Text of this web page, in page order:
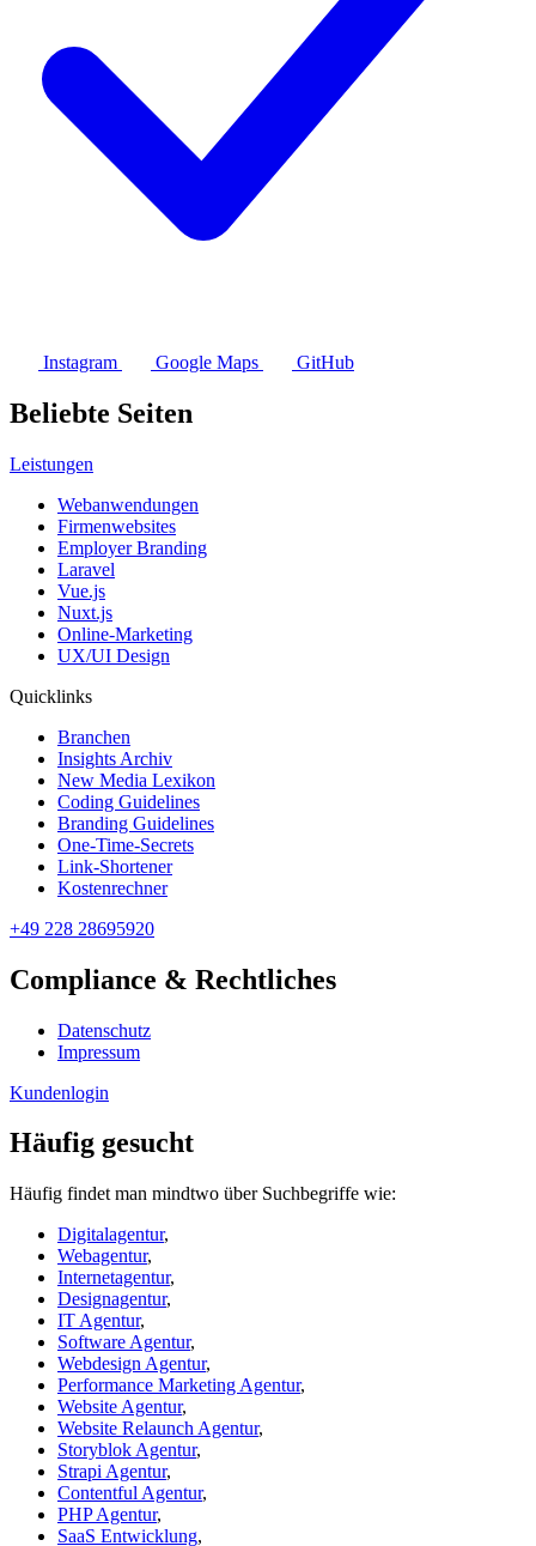
Instagram Google Maps GitHub
Beliebte Seiten
Leistungen
Webanwendungen
Firmenwebsites
Employer Branding
Laravel
Vue.js
Nuxt.js
Online-Marketing
UX/UI Design
Quicklinks
Branchen
Insights Archiv
New Media Lexikon
Coding Guidelines
Branding Guidelines
One-Time-Secrets
Link-Shortener
Kostenrechner
+49 228 28695920
Compliance & Rechtliches
Datenschutz
Impressum
Kundenlogin
Häufig gesucht
Häufig findet man mindtwo über Suchbegriffe wie:
Digitalagentur,
Webagentur,
Internetagentur,
Designagentur,
IT Agentur,
Software Agentur,
Webdesign Agentur,
Performance Marketing Agentur,
Website Agentur,
Website Relaunch Agentur,
Storyblok Agentur,
Strapi Agentur,
Contentful Agentur,
PHP Agentur,
SaaS Entwicklung,